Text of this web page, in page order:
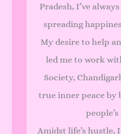
Pradesh, I’ve
spreading
My desire to help
led me to work
Society,
true inner peace by
people’s
Amidst life’s hustle,